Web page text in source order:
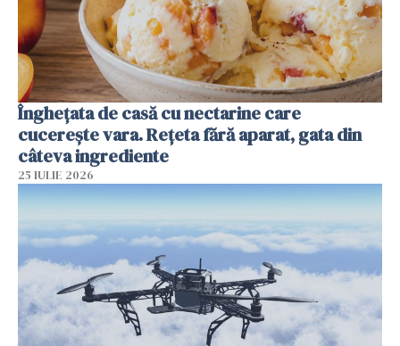
Înghețata de casă cu nectarine care
cucerește vara. Rețeta fără aparat, gata din
câteva ingrediente
25 IULIE 2026